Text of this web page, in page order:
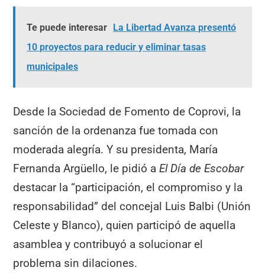
Te puede interesar La Libertad Avanza presentó
10 proyectos para reducir y eliminar tasas
municipales
Desde la Sociedad de Fomento de Coprovi, la
sanción de la ordenanza fue tomada con
moderada alegría. Y su presidenta, María
Fernanda Argüello, le pidió aEl Día de Escobar
destacar la “participación, el compromiso y la
responsabilidad” del concejal Luis Balbi (Unión
Celeste y Blanco), quien participó de aquella
asamblea y contribuyó a solucionar el
problema sin dilaciones.